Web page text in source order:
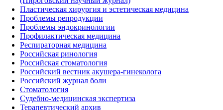
Пластическая хирургия и эстетическая медицина
Проблемы репродукции
Проблемы эндокринологии
Профилактическая медицина
Респираторная медицина
Российская ринология
Российская стоматология
Российский вестник акушера-гинеколога
Российский журнал боли
Стоматология
Судебно-медицинская экспертиза
Терапевтический архив